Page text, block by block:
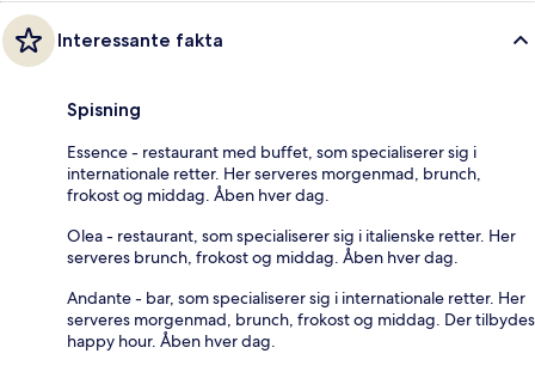
Interessante fakta
Spisning
Essence - restaurant med buffet, som specialiserer sig i
internationale retter. Her serveres morgenmad, brunch,
frokost og middag. Åben hver dag.
Olea - restaurant, som specialiserer sig i italienske retter. Her
serveres brunch, frokost og middag. Åben hver dag.
Andante - bar, som specialiserer sig i internationale retter. Her
serveres morgenmad, brunch, frokost og middag. Der tilbydes
happy hour. Åben hver dag.